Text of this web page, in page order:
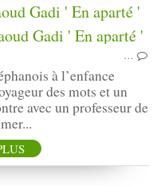
Gadi ' En aparté '
…
à l’enfance
des mots et un
avec un professeur de